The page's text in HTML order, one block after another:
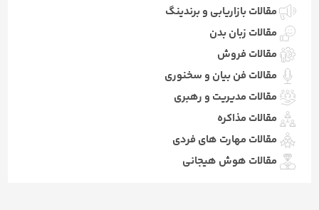
مقالات بازاریابی و برندینگ
مقالات زبان بدن
مقالات فروش
مقالات فن بیان و سخنوری
مقالات مدیریت و رهبری
مقالات مذاکره
مقالات مهارت های فردی
مقالات هوش هیجانی